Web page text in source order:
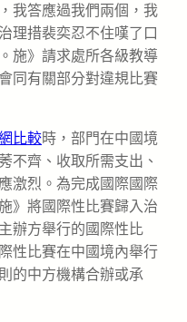
我答應過我們兩個，我
理措裴奕忍不住嘆了口
施》請求處所各級教導
同有關部分對違規比賽
比較時，部門在中國境
不齊、收取所需支出、
激烈。為完成國際國際
》將國際性比賽歸入治
辦方舉行的國際性比
性比賽在中國境內舉行
的中方機構合辦或承